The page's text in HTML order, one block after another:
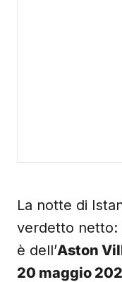
La notte di
verdetto netto:
è dell’Aston
20 maggio